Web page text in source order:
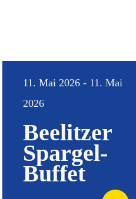
11. Mai 2026 - 11. Mai
2026
Beelitzer
Spargel-
Buffet